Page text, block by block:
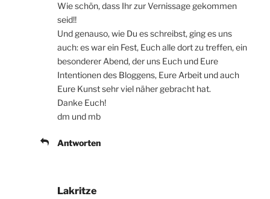
Wie schön, dass Ihr zur Vernissage gekommen
seid!!
Und genauso, wie Du es schreibst, ging es uns
auch: es war ein Fest, Euch alle dort zu treffen, ein
besonderer Abend, der uns Euch und Eure
Intentionen des Bloggens, Eure Arbeit und auch
Eure Kunst sehr viel näher gebracht hat.
Danke Euch!
dm und mb
Antworten
Lakritze